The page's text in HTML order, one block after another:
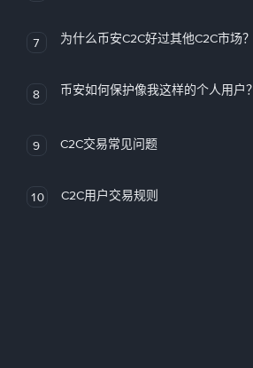
7 为什么币安C2C好过其他C2C市场？
8 币安如何保护像我这样的个人用户？
9 C2C交易常见问题
10 C2C用户交易规则